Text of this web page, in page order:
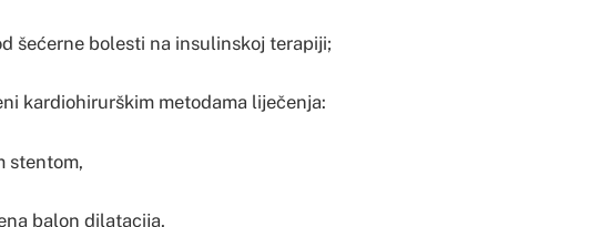
šećerne bolesti na insulinskoj terapiji;
kardiohirurškim metodama liječenja:
stentom,
balon dilatacija,